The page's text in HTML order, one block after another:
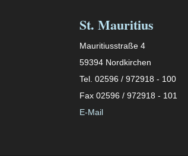
St. Mauritius
Mauritiusstraße 4
59394 Nordkirchen
Tel. 02596 / 972918 - 100
Fax 02596 / 972918 - 101
E-Mail